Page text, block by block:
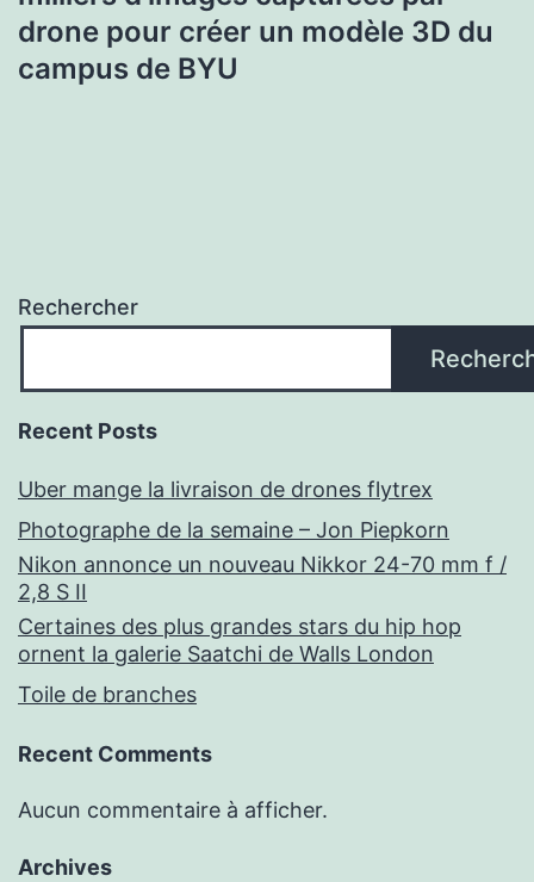
drone pour créer un modèle 3D du
campus de BYU
Rechercher
Recent Posts
Uber mange la livraison de drones flytrex
Photographe de la semaine – Jon Piepkorn
Nikon annonce un nouveau Nikkor 24-70 mm f /
2,8 S II
Certaines des plus grandes stars du hip hop
ornent la galerie Saatchi de Walls London
Toile de branches
Recent Comments
Aucun commentaire à afficher.
Archives